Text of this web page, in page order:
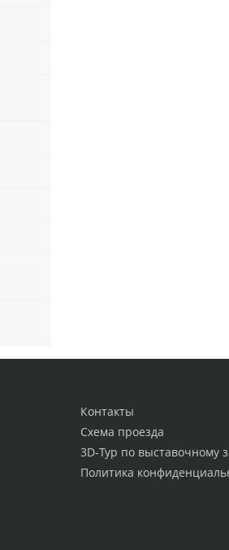
Контакты
Схема проезда
3D-Тур по выставочному
Политика